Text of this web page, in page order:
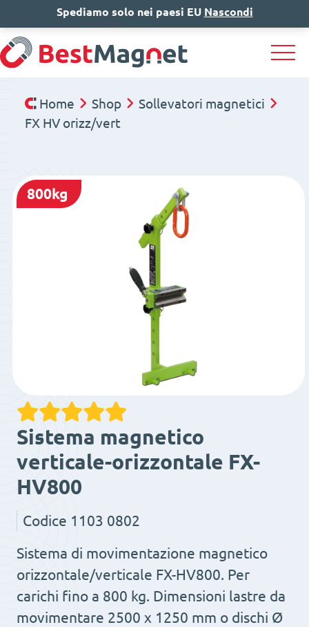
IT EN DE
Home Shop
Sollevatori magnetici
FX HV orizz/vert
800kg
Sistema magnetico
verticale-orizzontale FX-
HV800
Codice 1103 0802
Sistema di movimentazione magnetico
orizzontale/verticale FX-HV800. Per
carichi fino a 800 kg. Dimensioni lastre da
movimentare 2500 x 1250 mm o dischi Ø
Spediamo solo nei paesi EU Nascondi